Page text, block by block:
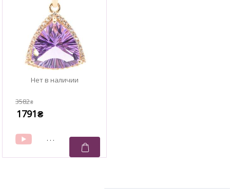
3582₴
1791₴